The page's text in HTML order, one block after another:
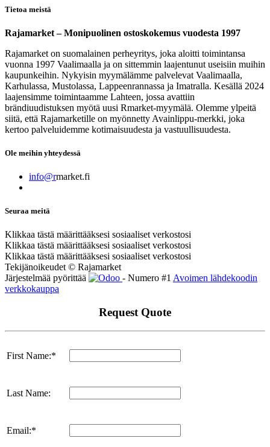
Tietoa meistä
Rajamarket – Monipuolinen ostoskokemus vuodesta 1997
Rajamarket on suomalainen perheyritys, joka aloitti toimintansa
vuonna 1997 Vaalimaalla ja on sittemmin laajentunut useisiin muihin
kaupunkeihin. Nykyisin myymälämme palvelevat Vaalimaalla,
Karhulassa, Mustolassa, Lappeenrannassa ja Imatralla. Kesällä 2024
laajensimme toimintaamme Lahteen, jossa avattiin
brändiuudistuksen myötä uusi Rmarket-myymälä. Olemme ylpeitä
siitä, että Rajamarketille on myönnetty Avainlippu-merkki, joka
kertoo palveluidemme kotimaisuudesta ja vastuullisuudesta.
Ole meihin yhteydessä
info@rmarket.fi
Seuraa meitä
Klikkaa tästä määrittääksesi sosiaaliset verkostosi
Klikkaa tästä määrittääksesi sosiaaliset verkostosi
Klikkaa tästä määrittääksesi sosiaaliset verkostosi
Tekijänoikeudet © Rajamarket
Järjestelmää pyörittää
- Numero #1 Avoimen lähdekoodin
verkkokauppa
Request Quote
First Name:*
Last Name:
Email:*